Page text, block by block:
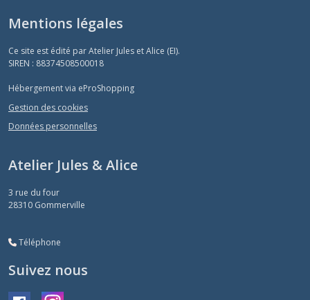
Mentions légales
Ce site est édité par Atelier Jules et Alice (EI).
SIREN : 88374508500018
Hébergement via eProShopping
Gestion des cookies
Données personnelles
Atelier Jules & Alice
3 rue du four
28310 Gommerville
Téléphone
Suivez nous